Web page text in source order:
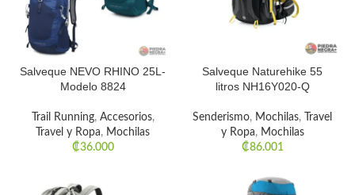
Salveque NEVO RHINO 25L-
Modelo 8824
Trail Running, Accesorios,
Travel y Ropa, Mochilas
₡36.000
Salveque Naturehike 55
litros NH16Y020-Q
Senderismo, Mochilas,
Travel
y Ropa, Mochilas
₡86.001